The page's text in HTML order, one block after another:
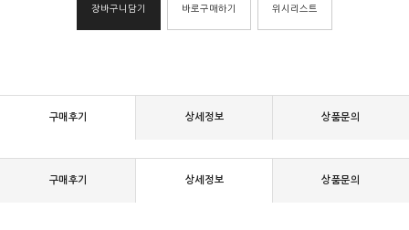
장바구니담기 바로구매하기 위시리스트
구매후기 상세정보 상품문의
구매후기 상세정보 상품문의